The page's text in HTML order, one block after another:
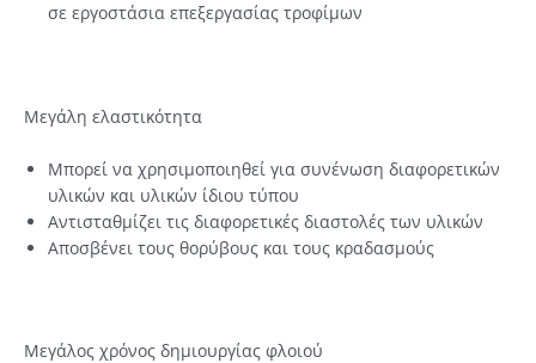
σε εργοστάσια επεξεργασίας τροφίμων
Μεγάλη ελαστικότητα
Μπορεί να χρησιμοποιηθεί για συνένωση διαφορετικών
υλικών και υλικών ίδιου τύπου
Αντισταθμίζει τις διαφορετικές διαστολές των υλικών
Αποσβένει τους θορύβους και τους κραδασμούς
Μεγάλος χρόνος δημιουργίας φλοιού